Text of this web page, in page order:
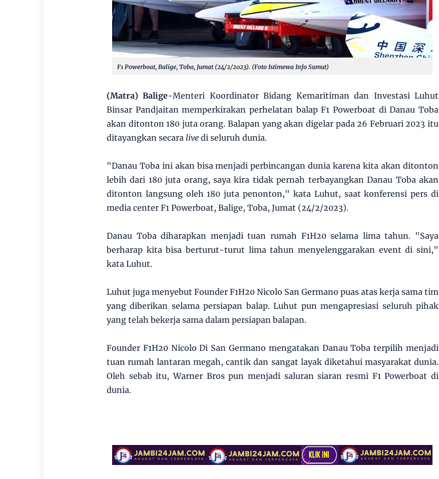
F1 Powerboat, Balige, Toba, Jumat (24/2/2023). (Foto Istimewa Info Sumut)
(Matra) Balige-Menteri Koordinator Bidang Kemaritiman dan Investasi Luhut
Binsar Pandjaitan memperkirakan perhelatan balap F1 Powerboat di Danau Toba
akan ditonton 180 juta orang. Balapan yang akan digelar pada 26 Februari 2023 itu
ditayangkan secara live di seluruh dunia.
"Danau Toba ini akan bisa menjadi perbincangan dunia karena kita akan ditonton
lebih dari 180 juta orang, saya kira tidak pernah terbayangkan Danau Toba akan
ditonton langsung oleh 180 juta penonton," kata Luhut, saat konferensi pers di
media center F1 Powerboat, Balige, Toba, Jumat (24/2/2023).
Danau Toba diharapkan menjadi tuan rumah F1H20 selama lima tahun. "Saya
berharap kita bisa berturut-turut lima tahun menyelenggarakan event di sini,"
kata Luhut.
Luhut juga menyebut Founder F1H20 Nicolo San Germano puas atas kerja sama tim
yang diberikan selama persiapan balap. Luhut pun mengapresiasi seluruh pihak
yang telah bekerja sama dalam persiapan balapan.
Founder F1H20 Nicolo Di San Germano mengatakan Danau Toba terpilih menjadi
tuan rumah lantaran megah, cantik dan sangat layak diketahui masyarakat dunia.
Oleh sebab itu, Warner Bros pun menjadi saluran siaran resmi F1 Powerboat di
dunia.